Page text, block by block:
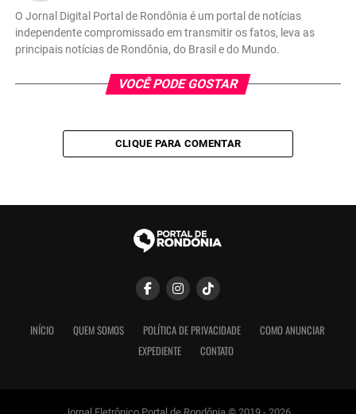
O Jornal Digital Portal de Rondônia é um portal de notícias
independente compromissado em transmitir os fatos, leva as
principais notícias de Rondônia, do Brasil e do Mundo.
VOCÊ PODE GOSTAR
CLIQUE PARA COMENTAR
INÍCIO QUEM SOMOS POLÍTICA DE PRIVACIDADE
COMO ANUNCIAR
EXPEDIENTE
CONTATO